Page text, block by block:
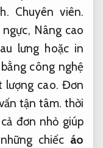
Chuyên viên.
Nâng cao
lưng hoặc in
công nghệ
lượng cao. Đơn
tận tâm. thời
đơn nhỏ giúp
chiếc áo